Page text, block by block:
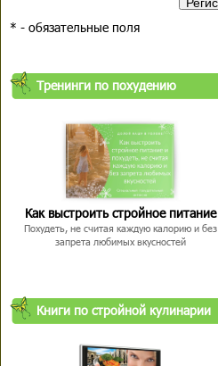
* - обязательные поля
Тренинги по похудению
Как выстроить стройное питание
Похудеть, не считая каждую калорию и без
запрета любимых вкусностей
Книги по стройной кулинарии